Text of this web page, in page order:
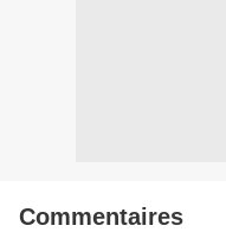
Commentaires